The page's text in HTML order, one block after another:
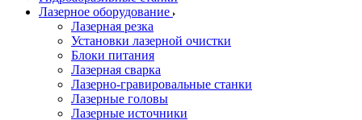
Лазерное оборудование
Лазерная резка
Установки лазерной очистки
Блоки питания
Лазерная сварка
Лазерно-гравировальные станки
Лазерные головы
Лазерные источники